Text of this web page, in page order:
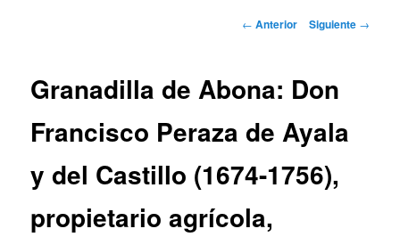
Navegación
← Anterior Siguiente →
Granadilla de Abona: Don
Francisco Peraza de Ayala
y del Castillo (1674-1756),
propietario agrícola,